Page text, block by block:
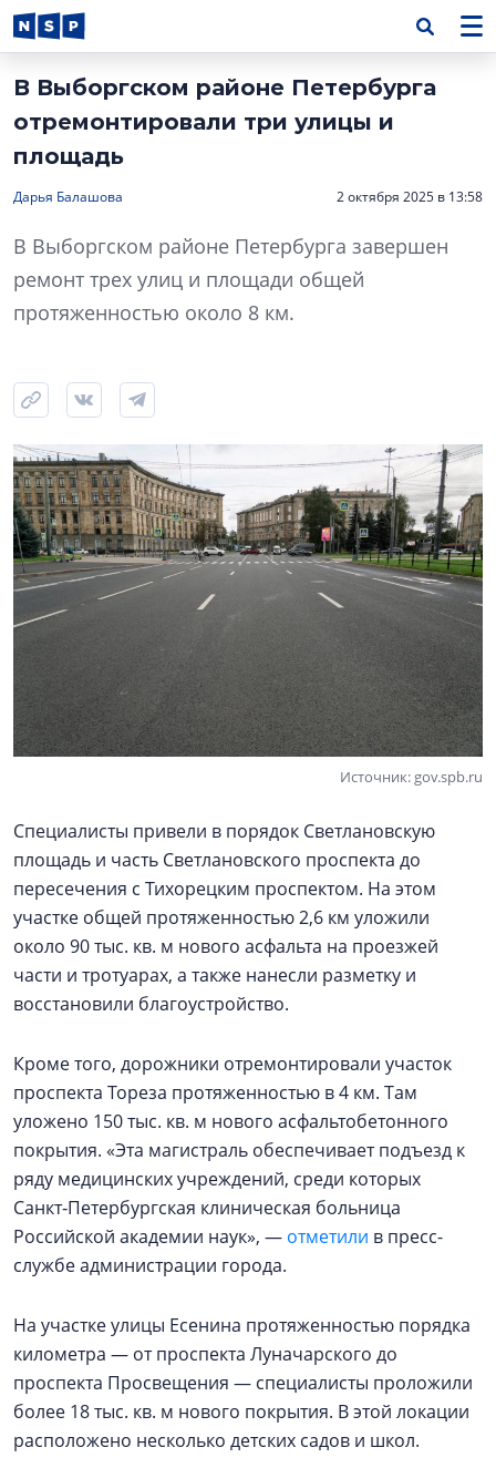
В Выборгском районе Петербурга
отремонтировали три улицы и
площадь
Дарья Балашова 2 октября 2025 в 13:58
В Выборгском районе Петербурга завершен
ремонт трех улиц и площади общей
протяженностью около 8 км.
Источник: gov.spb.ru
Специалисты привели в порядок Светлановскую
площадь и часть Светлановского проспекта до
пересечения с Тихорецким проспектом. На этом
участке общей протяженностью 2,6 км уложили
около 90 тыс. кв. м нового асфальта на проезжей
части и тротуарах, а также нанесли разметку и
восстановили благоустройство.
Кроме того, дорожники отремонтировали участок
проспекта Тореза протяженностью в 4 км. Там
уложено 150 тыс. кв. м нового асфальтобетонного
покрытия. «Эта магистраль обеспечивает подъезд к
ряду медицинских учреждений, среди которых
Санкт‑Петербургская клиническая больница
Российской академии наук», — отметили в пресс-
службе администрации города.
На участке улицы Есенина протяженностью порядка
километра — от проспекта Луначарского до
проспекта Просвещения — специалисты проложили
более 18 тыс. кв. м нового покрытия. В этой локации
расположено несколько детских садов и школ.